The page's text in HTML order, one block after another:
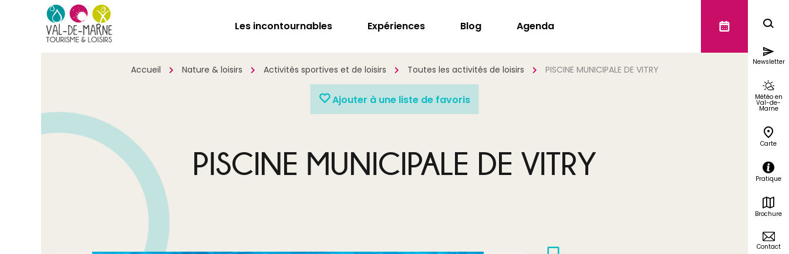
Les incontournables Expériences Blog Agenda
Accueil Nature & loisirs Activités sportives et de loisirs Toutes les activités de loisirs PISCINE MUNICIPALE DE VITRY
Newsletter
Météo en
Val-de-
Marne
Carte
Pratique
Brochure
Contact
Ajouter à une liste de favoris
PISCINE MUNICIPALE DE VITRY